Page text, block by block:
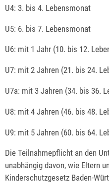
U4: 3. bis 4. Lebensmonat
U5: 6. bis 7. Lebensmonat
U6: mit 1 Jahr (10. bis 12.
U7: mit 2 Jahren (21. bis 24.
U7a: mit 3 Jahren (34. bis 36.
U8: mit 4 Jahren (46. bis 48.
U9: mit 5 Jahren (60. bis 64.
Die Teilnahmepflicht an den
unabhängig davon, wie Eltern
Kinderschutzgesetz Baden-